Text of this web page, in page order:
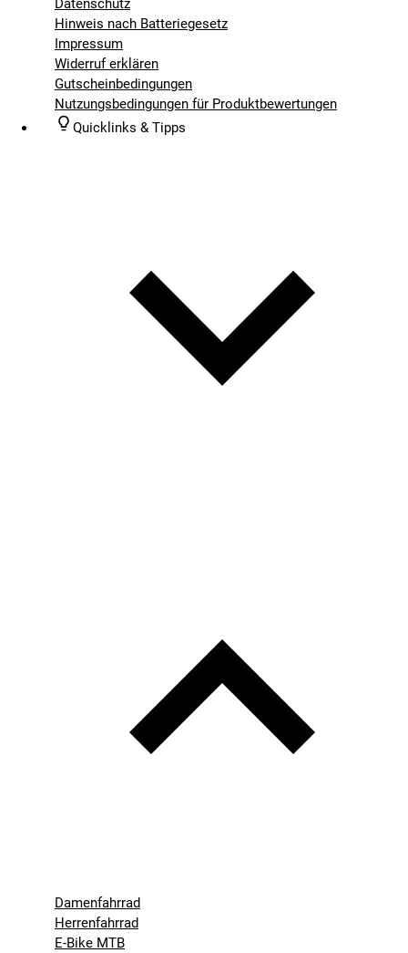
Datenschutz
Hinweis nach Batteriegesetz
Impressum
Widerruf erklären
Gutscheinbedingungen
Nutzungsbedingungen für Produktbewertungen
Quicklinks & Tipps
Damenfahrrad
Herrenfahrrad
E-Bike MTB